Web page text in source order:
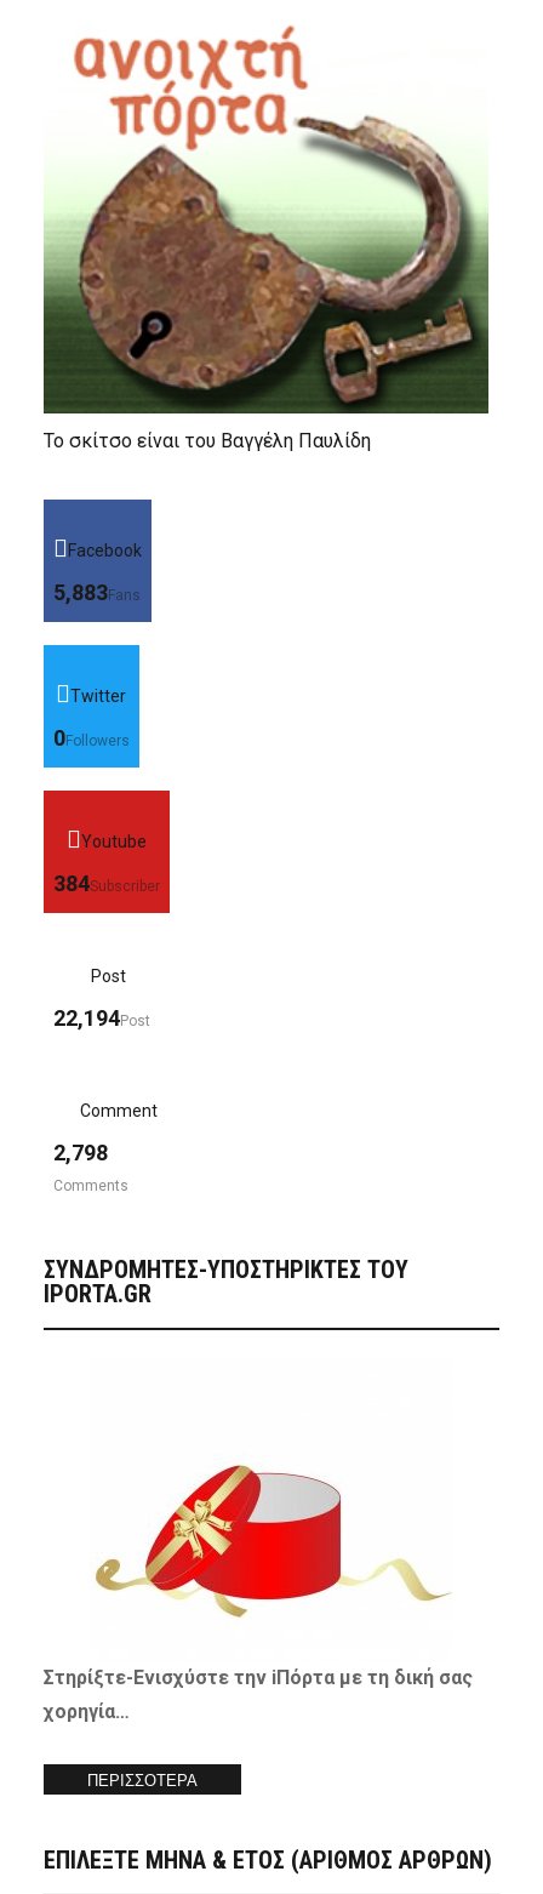
Το σκίτσο είναι του Βαγγέλη Παυλίδη
Facebook
5,883Fans
Twitter
0Followers
Youtube
384Subscriber
Post
22,194Post
Comment
2,798
Comments
ΣΥΝΔΡΟΜΗΤΈΣ-ΥΠΟΣΤΗΡΙΚΤΈΣ ΤΟΥ
IPORTA.GR
Στηρίξτε-Ενισχύστετην iΠόρτα με τη δική σας
χορηγία…
ΠΕΡΙΣΣΟΤΕΡΑ
ΕΠΙΛΕΞΤΕ ΜΗΝΑ & ΕΤΟΣ (ΑΡΙΘΜΟΣ ΑΡΘΡΩΝ)